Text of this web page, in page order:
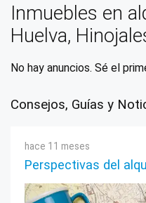
Inmuebles en
Huelva,
No hay anuncios. Sé el
Consejos, Guías y
hace 11 meses
Perspectivas del